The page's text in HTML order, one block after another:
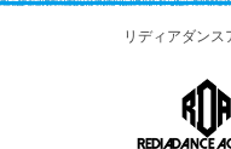
リディアダンス